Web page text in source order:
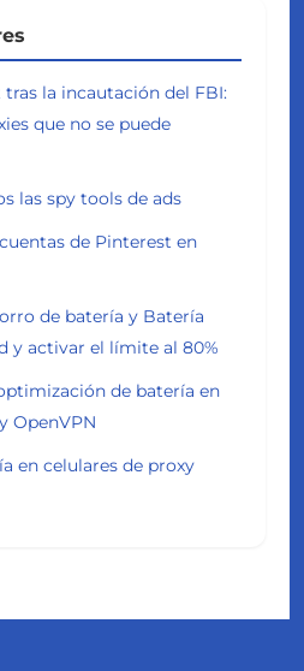
la incautación del FBI:
que no se puede
las spy tools de ads
de Pinterest en
de batería y Batería
y activar el límite al 80%
de batería en
OpenVPN
en celulares de proxy